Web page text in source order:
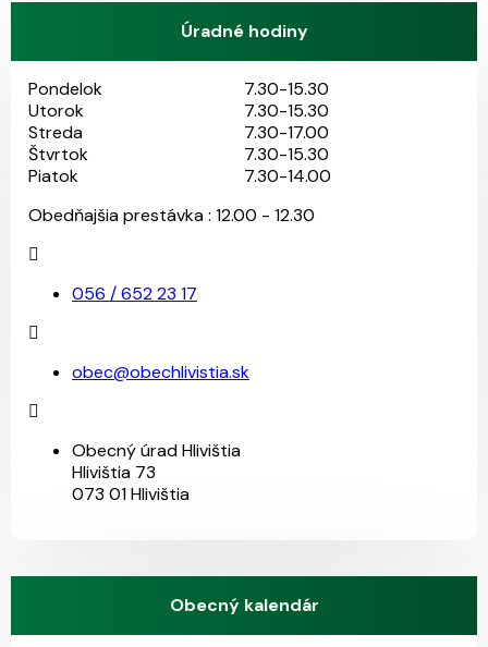
Úradné hodiny
Pondelok
7.30-15.30
Utorok
7.30-15.30
Streda
7.30-17.00
Štvrtok
7.30-15.30
Piatok
7.30-14.00
Obedňajšia prestávka : 12.00 - 12.30
056 / 652 23 17
obec@obechlivistia.sk
Obecný úrad Hlivištia
Hlivištia 73
073 01 Hlivištia
Obecný kalendár